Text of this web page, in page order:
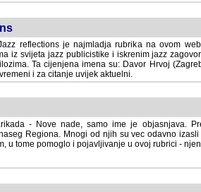
reflections je najmladja rubrika na ovom web
jazz publicistike i iskrenim jazz
Ta cijenjena imena su: Davor Hrvoj
i za citanje uvijek aktuelni.
- Nove nade, samo ime je objasnjava.
Regiona. Mnogi od njih su vec odavno izasli
tome pomoglo i pojavljivanje u ovoj rubrici - njen